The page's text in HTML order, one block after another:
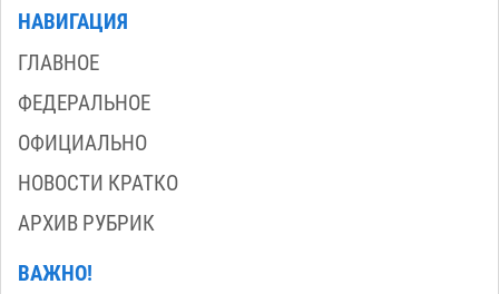
НАВИГАЦИЯ
ГЛАВНОЕ
ФЕДЕРАЛЬНОЕ
ОФИЦИАЛЬНО
НОВОСТИ КРАТКО
АРХИВ РУБРИК
ВАЖНО!